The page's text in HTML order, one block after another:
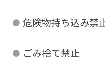
危険物持ち込み禁
ごみ捨て禁止